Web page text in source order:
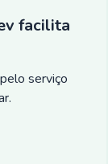
facilita
serviço